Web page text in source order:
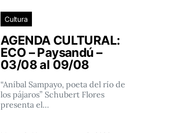
Cultura
AGENDA CULTURAL:
ECO – Paysandú –
03/08 al 09/08
“Aníbal Sampayo, poeta del río de
los pájaros” Schubert Flores
presenta el…